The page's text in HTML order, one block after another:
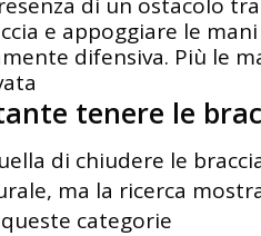
e appoggiare le
difensiva. Più le
tenere le
di chiudere le
ma la ricerca
categorie